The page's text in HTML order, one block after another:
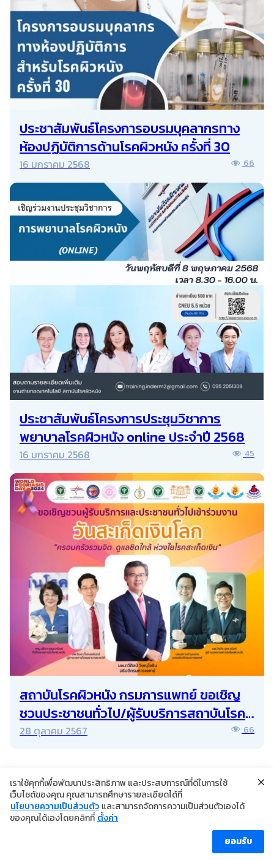
ประชาสัมพันธ์โครงการอบรมบุคลากรทาง
ห้องปฏิบัติการด้านโรคผิวหนัง ครั้งที่ 30
16 มกราคม 2568 66
ประชาสัมพันธ์โครงการประชุมวิชาการ
พยาบาลโรคผิวหนัง online ประจำปี 2568
16 มกราคม 2568 45
สถาบันโรคผิวหนัง กรมการแพทย์ ขอเชิญ
ชวนประชาชนทั่วไป/ผู้รับบริการสถาบันโรค
ผิวหนังร่วมงานวันสะเก็ดเงินโลก ประจำปี
28 ตุลาคม 2567 66
©2024 Copyright Institute of Dermatology Thailand
นโยบายการคุ้มครองข้อมูลส่วนบุคคล
ผู้เข้าชม [ahc_total_visits]
เราใช้คุกกี้เพื่อพัฒนาประสิทธิภาพ และประสบการณ์ที่ดีในการใช้
เว็บไซต์ของคุณ คุณสามารถศึกษารายละเอียดได้ที่
นโยบายความเป็นส่วนตัว และสามารถจัดการความเป็นส่วนตัวเองได้
ของคุณได้เองโดยคลิกที่ ตั้งค่า
ยอมรับ